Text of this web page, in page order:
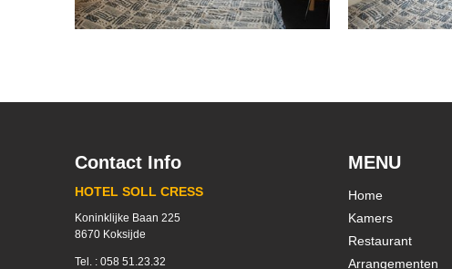
Contact Info
HOTEL SOLL CRESS
Koninklijke Baan 225
8670 Koksijde
Tel. : 058 51.23.32
MENU
Home
Kamers
Restaurant
Arrangementen